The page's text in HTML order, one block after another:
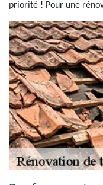
priorité ! Pour une